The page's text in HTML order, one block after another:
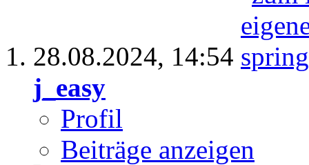
28.08.2024, 14:54
j_easy
Profil
Beiträge anzeigen